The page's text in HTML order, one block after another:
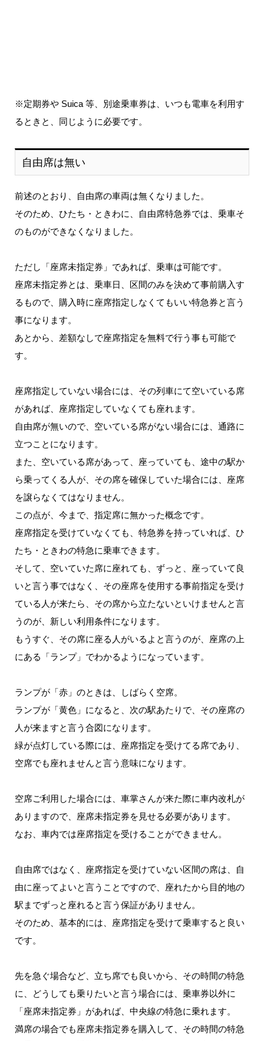
※定期券や Suica 等、別途乗車券は、いつも電車を利用す
るときと、同じように必要です。
自由席は無い
前述のとおり、自由席の車両は無くなりました。
そのため、ひたち・ときわに、自由席特急券では、乗車そ
のものができなくなりました。
ただし「座席未指定券」であれば、乗車は可能です。
座席未指定券とは、乗車日、区間のみを決めて事前購入す
るもので、購入時に座席指定しなくてもいい特急券と言う
事になります。
あとから、差額なしで座席指定を無料で行う事も可能で
す。
座席指定していない場合には、その列車にて空いている席
があれば、座席指定していなくても座れます。
自由席が無いので、空いている席がない場合には、通路に
立つことになります。
また、空いている席があって、座っていても、途中の駅か
ら乗ってくる人が、その席を確保していた場合には、座席
を譲らなくてはなりません。
この点が、今まで、指定席に無かった概念です。
座席指定を受けていなくても、特急券を持っていれば、ひ
たち・ときわの特急に乗車できます。
そして、空いていた席に座れても、ずっと、座っていて良
いと言う事ではなく、その座席を使用する事前指定を受け
ている人が来たら、その席から立たないといけませんと言
うのが、新しい利用条件になります。
もうすぐ、その席に座る人がいるよと言うのが、座席の上
にある「ランプ」でわかるようになっています。
ランプが「赤」のときは、しばらく空席。
ランプが「黄色」になると、次の駅あたりで、その座席の
人が来ますと言う合図になります。
緑が点灯している際には、座席指定を受けてる席であり、
空席でも座れませんと言う意味になります。
空席ご利用した場合には、車掌さんが来た際に車内改札が
ありますので、座席未指定券を見せる必要があります。
なお、車内では座席指定を受けることができません。
自由席ではなく、座席指定を受けていない区間の席は、自
由に座ってよいと言うことですので、座れたから目的地の
駅までずっと座れると言う保証がありません。
そのため、基本的には、座席指定を受けて乗車すると良い
です。
先を急ぐ場合など、立ち席でも良いから、その時間の特急
に、どうしても乗りたいと言う場合には、乗車券以外に
「座席未指定券」があれば、中央線の特急に乗れます。
満席の場合でも座席未指定券を購入して、その時間の特急